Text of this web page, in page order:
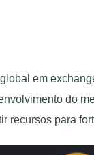
em
do
recursos para